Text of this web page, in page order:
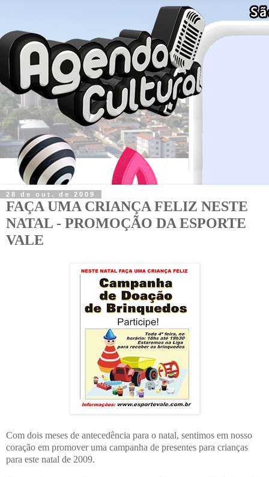
28 de out. de 2009
FAÇA UMA CRIANÇA FELIZ NESTE
NATAL - PROMOÇÃO DA ESPORTE
VALE
Com dois meses de antecedência para o natal, sentimos em nosso
coração em promover uma campanha de presentes para crianças
para este natal de 2009.